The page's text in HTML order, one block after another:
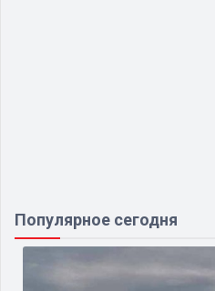
Популярное сегодня